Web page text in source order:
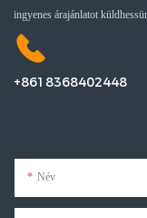
ingyenes árajánlatot
+8618368402448
Név